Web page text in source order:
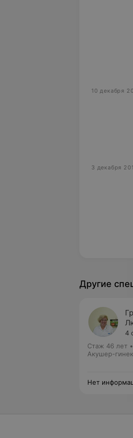
10 декабря
3 декабря
Другие
4
Стаж 46 лет •
Акушер-
Нет